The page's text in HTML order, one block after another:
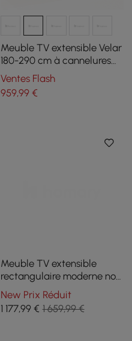
Meuble TV extensible Velar
180-290 cm à cannelures
avec plateau pierre frittée
et 3 tiroirs
Ventes Flash
959,99€
Meuble TV extensible
rectangulaire moderne noir
brillant et ensemble de
table basse carrée avec
tiroirs
New Prix Réduit
1 177,99€ 1 659,99 €